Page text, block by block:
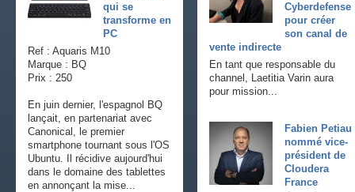
Cyberdefense
pour créer
son canal de
vente indirecte
En tant que responsable du
channel, Laetitia Varin aura
pour mission...
Fabien Petiau
nommé vice-
président de
Cloudera
France
qui se
transforme en
PC
Ref : Aquaris M10
Marque : BQ
Prix : 250
En juin dernier, l'espagnol BQ
lançait, en partenariat avec
Canonical, le premier
smartphone tournant sous l'OS
Ubuntu. Il récidive aujourd'hui
dans le domaine des tablettes
en annonçant la mise...